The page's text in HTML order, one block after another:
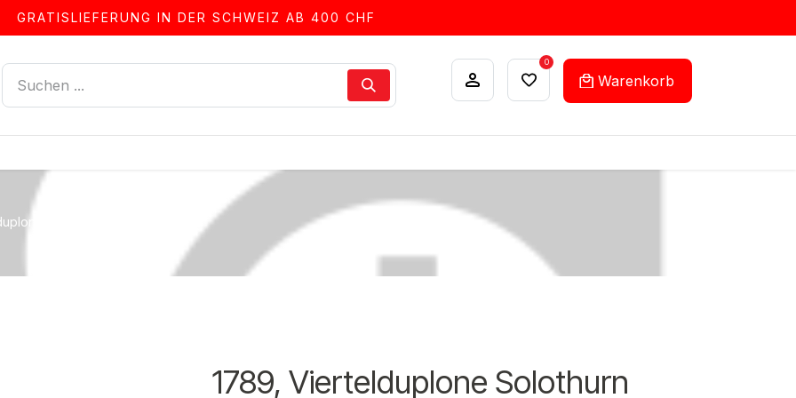
GRATISLIEFERUNG IN DER SCHWEIZ AB 400 CHF
0
Warenkorb
Solothurn
1789, Viertelduplone Solothurn